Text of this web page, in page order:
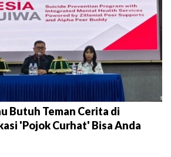
Butuh Teman Cerita di
'Pojok Curhat' Bisa Anda